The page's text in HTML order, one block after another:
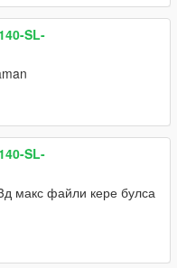
SL-
SL-
макс файли кере булса